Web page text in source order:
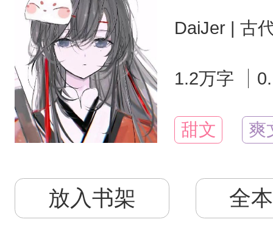
DaiJer | 古
1.2万字
甜文 爽
放入书架 全